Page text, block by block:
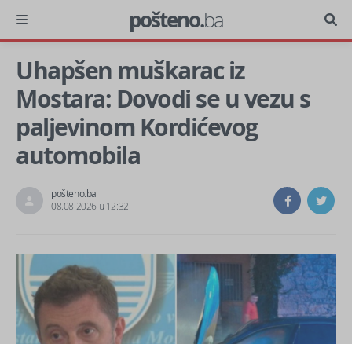
pošteno.ba
Uhapšen muškarac iz
Mostara: Dovodi se u vezu s
paljevinom Kordićevog
automobila
pošteno.ba
08.08.2026 u 12:32